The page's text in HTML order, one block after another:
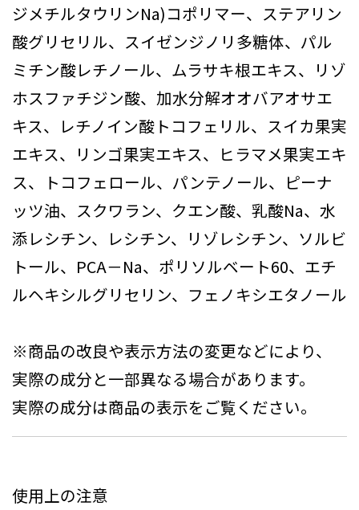
ジメチルタウリンNa)コポリマー、ステアリン
酸グリセリル、スイゼンジノリ多糖体、パル
ミチン酸レチノール、ムラサキ根エキス、リゾ
ホスファチジン酸、加水分解オオバアオサエ
キス、レチノイン酸トコフェリル、スイカ果実
エキス、リンゴ果実エキス、ヒラマメ果実エキ
ス、トコフェロール、パンテノール、ピーナ
ッツ油、スクワラン、クエン酸、乳酸Na、水
添レシチン、レシチン、リゾレシチン、ソルビ
トール、PCA－Na、ポリソルベート60、エチ
ルヘキシルグリセリン、フェノキシエタノール
※商品の改良や表示方法の変更などにより、
実際の成分と一部異なる場合があります。
実際の成分は商品の表示をご覧ください。
使用上の注意